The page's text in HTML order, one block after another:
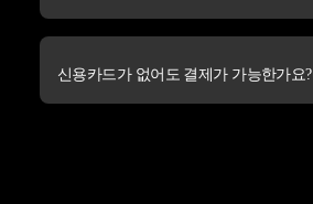
신용카드가 없어도 결제가 가능한가요?